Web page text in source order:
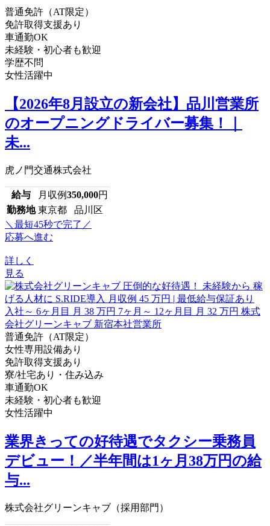
普通免許（AT限定）
免許取得支援あり
車通勤OK
未経験・初心者も歓迎
学歴不問
女性活躍中
【2026年8月設立の新会社】品川営業所
のオープニングドライバー募集！｜
未...
虎ノ門交通株式会社
給与 月収例350,000円
勤務地 東京都 品川区
＼最短45秒で完了／
応募へ進む
詳しく
見る
普通免許（AT限定）
女性専用設備あり
免許取得支援あり
寮/社宅あり・住み込み
車通勤OK
未経験・初心者も歓迎
女性活躍中
業界きっての好待遇でタクシー乗務員
デビュー！／半年間は1ヶ月38万円の給
与...
株式会社グリーンキャブ（採用部門）